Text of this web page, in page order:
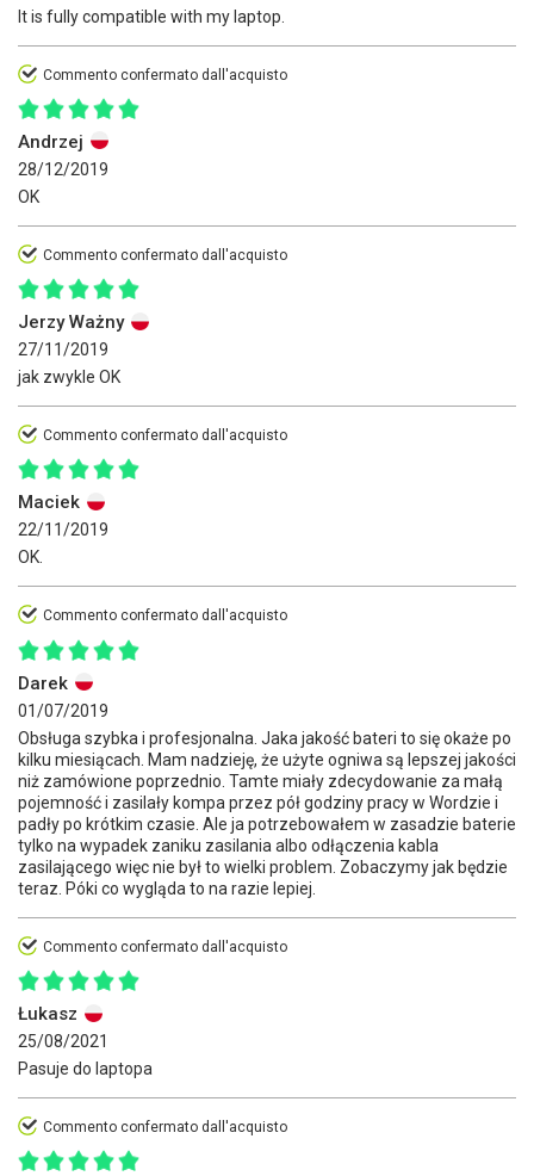
It is fully compatible with my laptop.
Commento confermato dall'acquisto
Andrzej
28/12/2019
OK
Commento confermato dall'acquisto
Jerzy Ważny
27/11/2019
jak zwykle OK
Commento confermato dall'acquisto
Maciek
22/11/2019
OK.
Commento confermato dall'acquisto
Darek
01/07/2019
Obsługa szybka i profesjonalna. Jaka jakość bateri to się okaże po
kilku miesiącach. Mam nadzieję, że użyte ogniwa są lepszej jakości
niż zamówione poprzednio. Tamte miały zdecydowanie za małą
pojemność i zasilały kompa przez pół godziny pracy w Wordzie i
padły po krótkim czasie. Ale ja potrzebowałem w zasadzie baterie
tylko na wypadek zaniku zasilania albo odłączenia kabla
zasilającego więc nie był to wielki problem. Zobaczymy jak będzie
teraz. Póki co wygląda to na razie lepiej.
Commento confermato dall'acquisto
Łukasz
25/08/2021
Pasuje do laptopa
Commento confermato dall'acquisto